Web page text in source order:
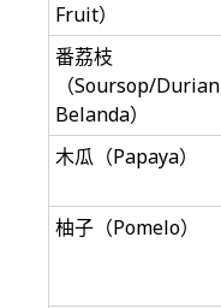
Fruit）
番荔枝
（Soursop/Durian
Belanda）
木瓜（Papaya）
柚子（Pomelo）